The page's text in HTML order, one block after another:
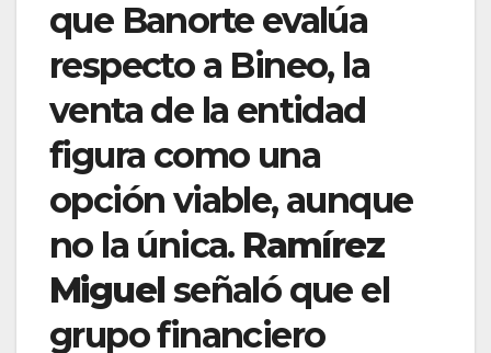
que Banorte evalúa
respecto a Bineo, la
venta de la entidad
figura como una
opción viable, aunque
no la única. Ramírez
Miguelseñaló que el
grupo financiero